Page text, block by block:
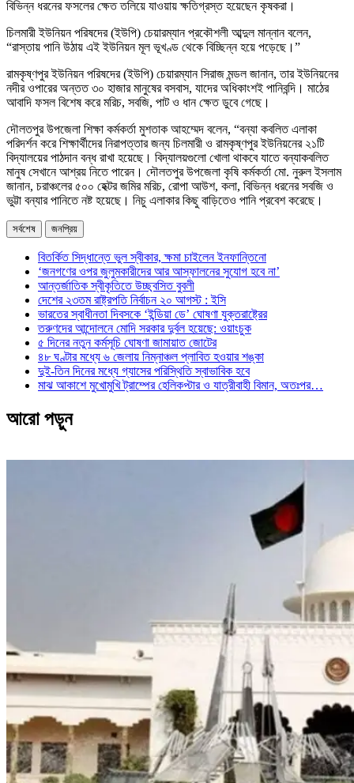
বিভিন্ন ধরনের ফসলের ক্ষেত তলিয়ে যাওয়ায় ক্ষতিগ্রস্ত হয়েছেন কৃষকরা।
চিলমারী ইউনিয়ন পরিষদের (ইউপি) চেয়ারম্যান প্রকৌশলী আব্দুল মান্নান বলেন,
‍“রাস্তায় পানি উঠায় এই ইউনিয়ন মূল ভূখণ্ড থেকে বিচ্ছিন্ন হয়ে পড়েছে।”
রামকৃষ্ণপুর ইউনিয়ন পরিষদের (ইউপি) চেয়ারম্যান সিরাজ মন্ডল জানান, তার ইউনিয়নের
নদীর ওপারের অন্তত ৩০ হাজার মানুষের বসবাস, যাদের অধিকাংশই পানিবন্দি। মাঠের
আবাদি ফসল বিশেষ করে মরিচ, সবজি, পাট ও ধান ক্ষেত ডুবে গেছে।
দৌলতপুর উপজেলা শিক্ষা কর্মকর্তা মুশতাক আহম্মেদ বলেন, “বন্যা কবলিত এলাকা
পরিদর্শন করে শিক্ষার্থীদের নিরাপত্তার জন্য চিলমারী ও রামকৃষ্ণপুর ইউনিয়নের ২১টি
বিদ্যালয়ের পাঠদান বন্ধ রাখা হয়েছে। বিদ্যালয়গুলো খোলা থাকবে যাতে বন্যাকবলিত
মানুষ সেখানে আশ্রয় নিতে পারেন। দৌলতপুর উপজেলা কৃষি কর্মকর্তা মো. নুরুল ইসলাম
জানান, চরাঞ্চলের ৫০০ হেক্টর জমির মরিচ, রোপা আউশ, কলা, বিভিন্ন ধরনের সবজি ও
ভুট্টা বন্যার পানিতে নষ্ট হয়েছে। নিচু এলাকার কিছু বাড়িতেও পানি প্রবেশ করেছে।
সর্বশেষ জনপ্রিয়
বিতর্কিত সিদ্ধান্তে ভুল স্বীকার, ক্ষমা চাইলেন ইনফান্তিনো
‘জনগণের ওপর জুলুমকারীদের আর আস্ফালনের সুযোগ হবে না’
আন্তর্জাতিক স্বীকৃতিতে উচ্ছ্বসিত বুবলী
দেশের ২৩তম রাষ্ট্রপতি নির্বাচন ২০ আগস্ট : ইসি
ভারতের স্বাধীনতা দিবসকে ‘ইন্ডিয়া ডে’ ঘোষণা যুক্তরাষ্ট্রের
তরুণদের আন্দোলনে মোদি সরকার দুর্বল হয়েছে: ওয়াংচুক
৫ দিনের নতুন কর্মসূচি ঘোষণা জামায়াত জোটের
৪৮ ঘণ্টার মধ্যে ৬ জেলায় নিম্নাঞ্চল প্লাবিত হওয়ার শঙ্কা
দুই-তিন দিনের মধ্যে গ্যাসের পরিস্থিতি স্বাভাবিক হবে
মাঝ আকাশে মুখোমুখি ট্রাম্পের হেলিকপ্টার ও যাত্রীবাহী বিমান, অতঃপর…
আরো পড়ুন